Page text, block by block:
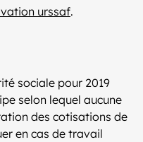
urssaf.
sociale pour 2019
selon lequel aucune
des cotisations de
en cas de travail